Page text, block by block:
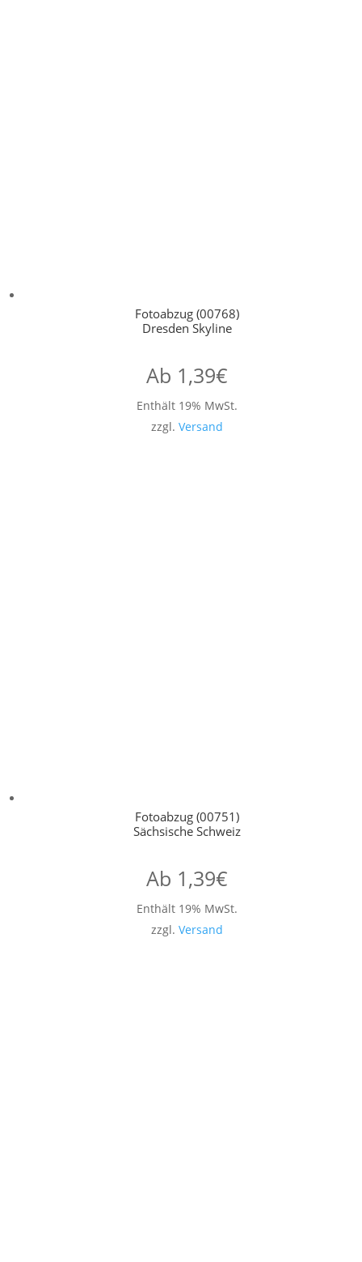
Fotoabzug (00768)
Dresden Skyline
Ab 1,39€
Enthält 19% MwSt.
zzgl. Versand
Fotoabzug (00751)
Sächsische Schweiz
Ab 1,39€
Enthält 19% MwSt.
zzgl. Versand